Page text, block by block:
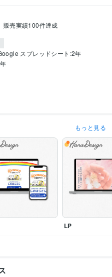
販売実績100件達成
スプレッドシート:2年
ヘッダー画像
Instagram投稿画像
ナー・リッチメニュー Kindle本表
刺）
ブログ
チラシ
もっと見る
LP